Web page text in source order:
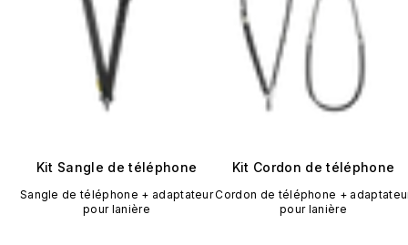
Kit Sangle de téléphone
Sangle de téléphone + adaptateur
pour lanière
Kit Cordon de téléphone
Cordon de téléphone +
pour lanière